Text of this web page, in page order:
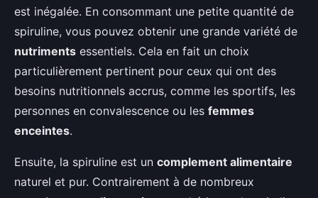
est inégalée. En consommant une petite quantité de
spiruline, vous pouvez obtenir une grande variété de
nutriments essentiels. Cela en fait un choix
particulièrement pertinent pour ceux qui ont des
besoins nutritionnels accrus, comme les sportifs, les
personnes en convalescence ou les femmes
enceintes.
Ensuite, la spiruline est un complement alimentaire
naturel et pur. Contrairement à de nombreux